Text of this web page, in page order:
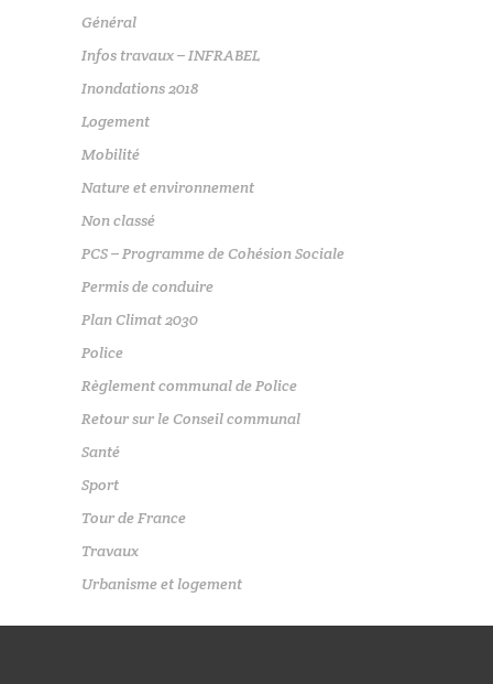
Général
Infos travaux – INFRABEL
Inondations 2018
Logement
Mobilité
Nature et environnement
Non classé
PCS – Programme de Cohésion Sociale
Permis de conduire
Plan Climat 2030
Police
Règlement communal de Police
Retour sur le Conseil communal
Santé
Sport
Tour de France
Travaux
Urbanisme et logement